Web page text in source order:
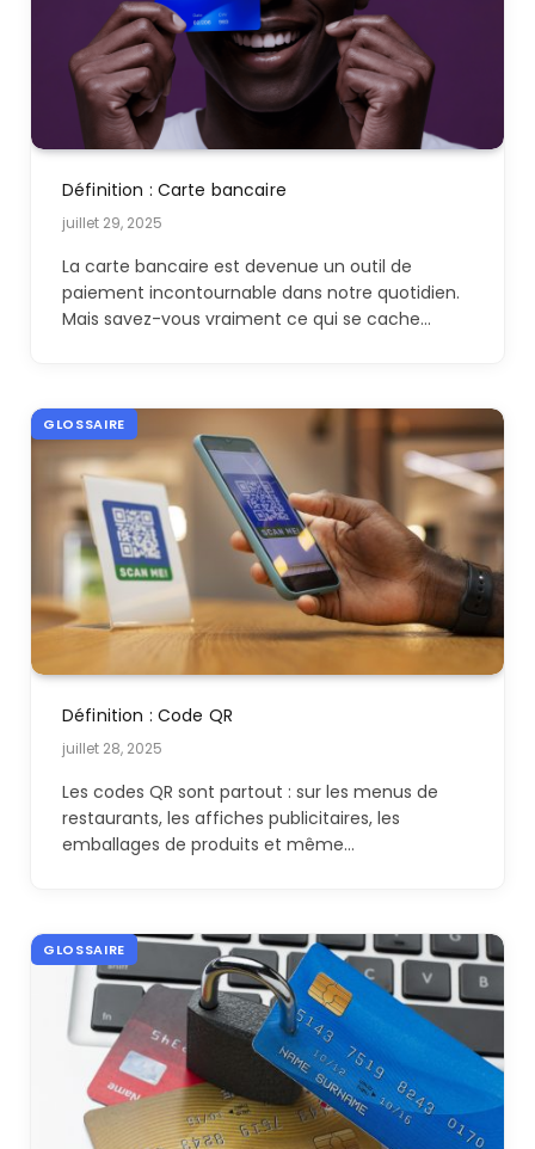
Définition : Carte bancaire
juillet 29, 2025
La carte bancaire est devenue un outil de
paiement incontournable dans notre quotidien.
Mais savez-vous vraiment ce qui se cache…
GLOSSAIRE
Définition : Code QR
juillet 28, 2025
Les codes QR sont partout : sur les menus de
restaurants, les affiches publicitaires, les
emballages de produits et même…
GLOSSAIRE